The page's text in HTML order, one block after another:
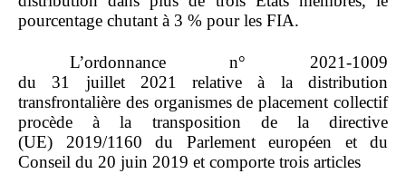
pourcentage chutant à 3 % pour les FIA.
L’ordonnance n° 2021‑1009
du 31 juillet 2021 relative à la distribution
transfrontalière des organismes de placement collectif
procède à la transposition de la directive
(UE) 2019/1160 du Parlement européen et du
Conseil du 20 juin 2019 et comporte trois articles